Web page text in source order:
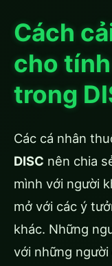
Cách
cho
trong
Các cá nhân
DISC nên chia
mình với người
mở với các ý
khác. Những
với những